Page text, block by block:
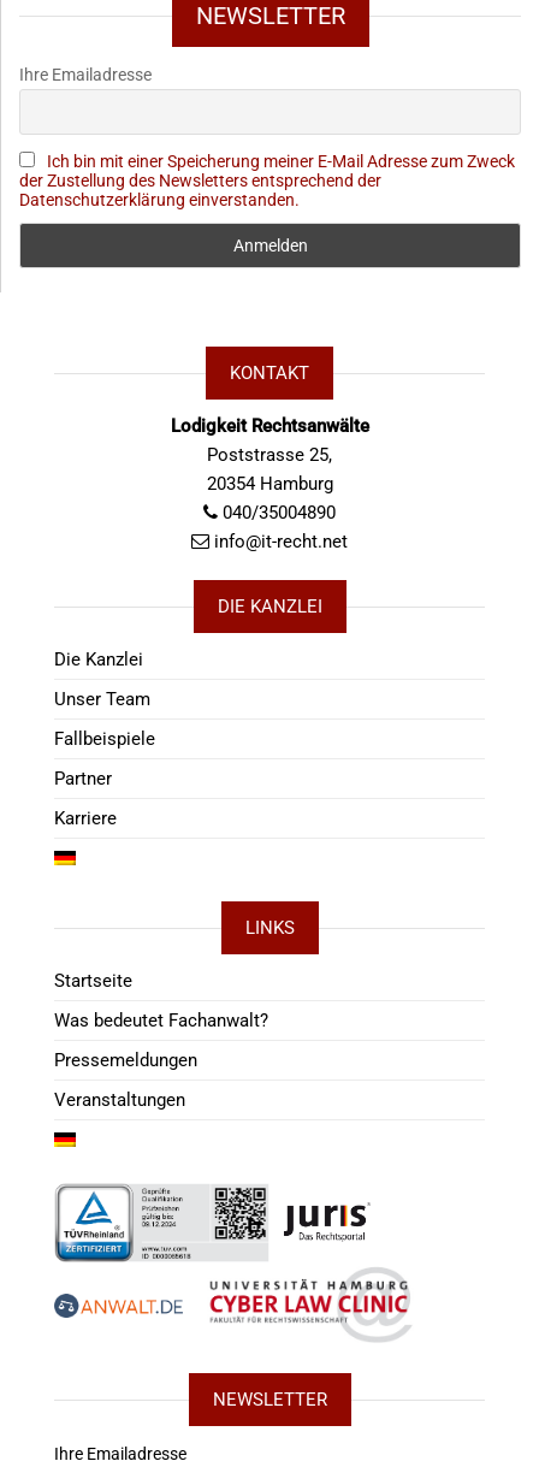
NEWSLETTER
Ihre Emailadresse
Ich bin mit einer Speicherung meiner E-Mail Adresse zum Zweck
der Zustellung des Newsletters entsprechend der
Datenschutzerklärung einverstanden.
KONTAKT
Lodigkeit Rechtsanwälte
Poststrasse 25,
20354 Hamburg
040/35004890
info@it-recht.net
DIE KANZLEI
Die Kanzlei
Unser Team
Fallbeispiele
Partner
Karriere
LINKS
Startseite
Was bedeutet Fachanwalt?
Pressemeldungen
Veranstaltungen
NEWSLETTER
Ihre Emailadresse